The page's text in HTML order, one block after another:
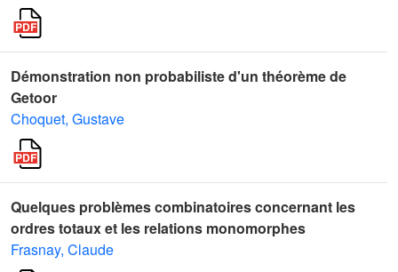
Démonstration non probabiliste d'un théorème de
Getoor
Choquet, Gustave
Quelques problèmes combinatoires concernant les
ordres totaux et les relations monomorphes
Frasnay, Claude